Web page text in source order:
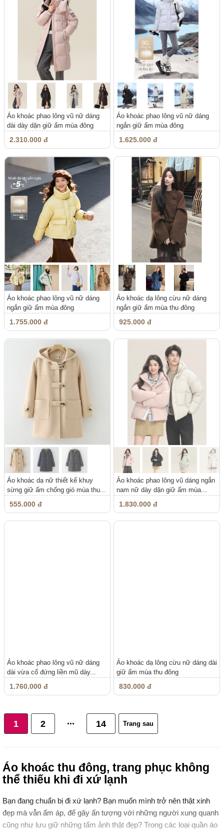
Áo khoác phao lông vũ nữ dáng
dài dày dặn giữ ấm mùa đông
2.310.000 đ
Áo khoác phao lông vũ nữ dáng
ngắn giữ ấm mùa đông
1.625.000 đ
Áo khoác phao lông vũ nữ dáng
ngắn giữ ấm mùa đông
1.755.000 đ
Áo khoác dạ lông cừu nữ dáng
ngắn giữ ấm mùa thu đông
925.000 đ
Áo khoác dạ nữ thiết kế khuy
sừng giữ ấm chống gió mùa thu...
555.000 đ
Áo khoác phao lông vũ dáng ngắn
nam nữ dày dặn giữ ấm mùa...
1.830.000 đ
Áo khoác phao lông vũ nữ dáng
dài vừa cổ đứng liền mũ dày...
1.760.000 đ
Áo khoác dạ lông cừu nữ dáng dài
giữ ấm mùa thu đông
830.000 đ
1 2 ... 14 Trang sau
Áo khoác thu đông, trang phục không
thể thiếu khi đi xứ lạnh
Bạn đang chuẩn bị đi xứ lạnh? Bạn muốn mình trở nên thật xinh
đẹp mà vẫn ấm áp, để gây ấn tượng với những người xung quanh
cũng như lưu giữ những tấm ảnh thật đẹp? Trong các loại quần áo